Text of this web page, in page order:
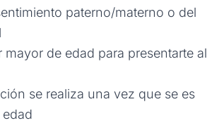
paterno/materno o del
mayor de edad para presentarte al
se realiza una vez que se es